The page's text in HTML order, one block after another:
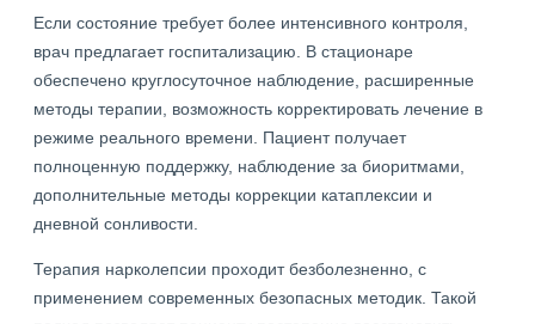
Если состояние требует более интенсивного контроля,
врач предлагает госпитализацию. В стационаре
обеспечено круглосуточное наблюдение, расширенные
методы терапии, возможность корректировать лечение в
режиме реального времени. Пациент получает
полноценную поддержку, наблюдение за биоритмами,
дополнительные методы коррекции катаплексии и
дневной сонливости.
Терапия нарколепсии проходит безболезненно, с
применением современных безопасных методик. Такой